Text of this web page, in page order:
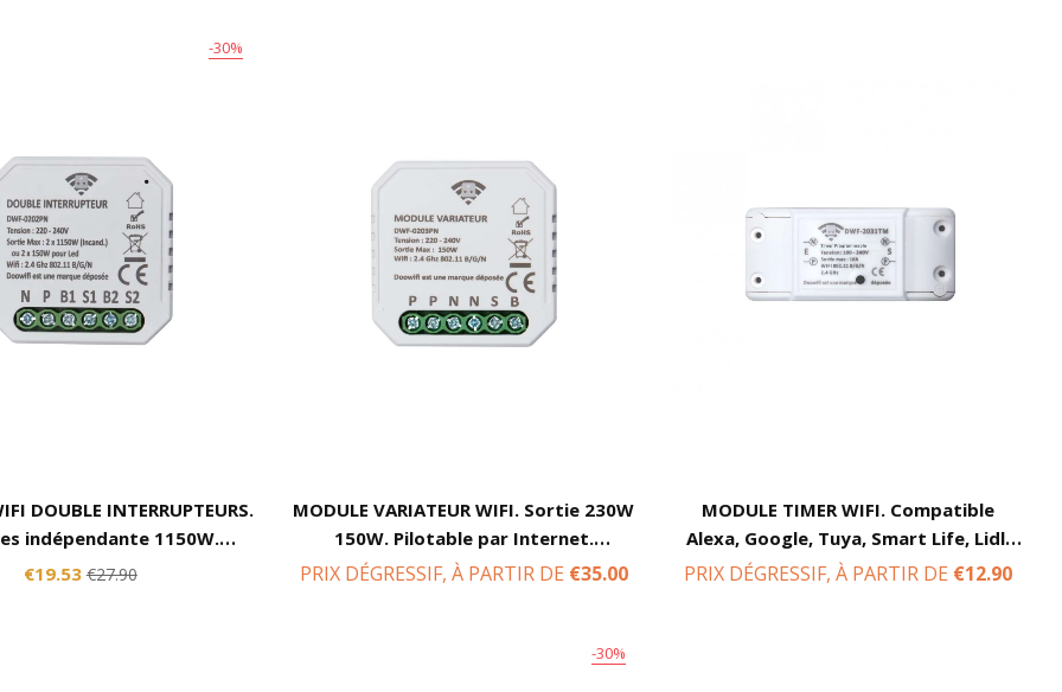
-30%
DOUBLE INTERRUPTEURS.
indépendante 1150W.
par Internet. Compatible
€19.53 €27.90
MODULE VARIATEUR WIFI. Sortie 230W
150W. Pilotable par Internet.
Compatible Alexa, Google, Tuya,
PRIX DÉGRESSIF, À PARTIR DE €35.00
MODULE TIMER WIFI. Compatible
Alexa, Google, Tuya, Smart Life, Lidl,
Konyks, ...
PRIX DÉGRESSIF, À PARTIR DE €12.90
-30%